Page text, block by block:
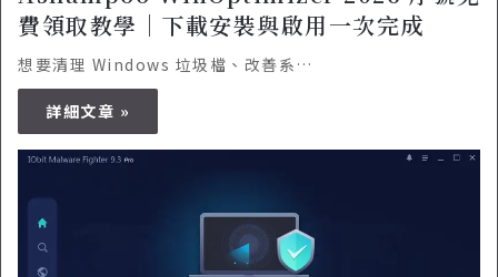
費領取教學｜下載安裝與啟用一次完成
想要清理 Windows 垃圾檔、改善系…
詳細文章 »